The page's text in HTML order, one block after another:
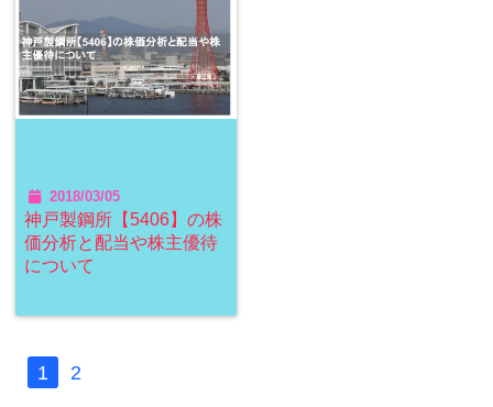
2018/03/05
神戸製鋼所【5406】の株
価分析と配当や株主優待
について
1 2